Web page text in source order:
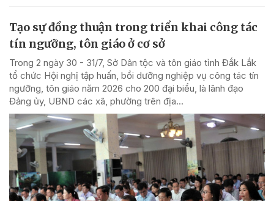
Tạo sự đồng thuận trong triển khai công tác
tín ngưỡng, tôn giáo ở cơ sở
Trong 2 ngày 30 - 31/7, Sở Dân tộc và tôn giáo tỉnh Đắk Lắk
tổ chức Hội nghị tập huấn, bồi dưỡng nghiệp vụ công tác tín
ngưỡng, tôn giáo năm 2026 cho 200 đại biểu, là lãnh đạo
Đảng ủy, UBND các xã, phường trên địa...